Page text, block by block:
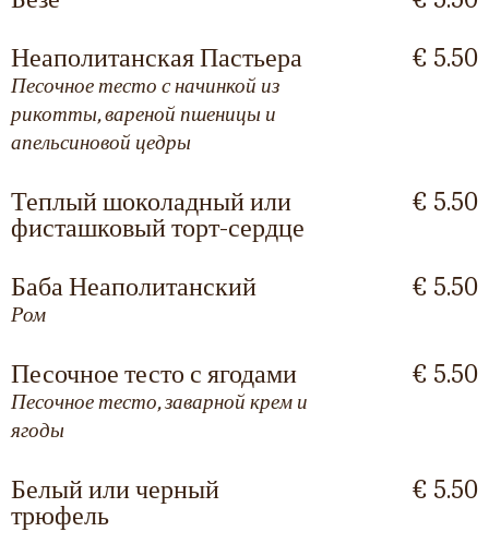
Неаполитанская Пастьера
Песочное тесто с начинкой из
рикотты, вареной пшеницы и
апельсиновой цедры
€ 5.50
Теплый шоколадный или
фисташковый торт-сердце
€ 5.50
Баба Неаполитанский
Ром
€ 5.50
Песочное тесто с ягодами
Песочное тесто, заварной крем и
ягоды
€ 5.50
Белый или черный
трюфель
€ 5.50